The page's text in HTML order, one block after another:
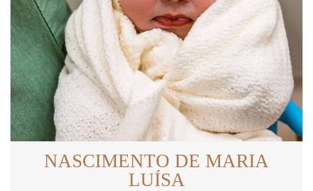
NASCIMENTO DE MARIA
LUÍSA